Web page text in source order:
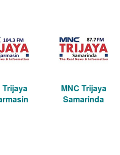
Trijaya
MNC Trijaya
Samarinda